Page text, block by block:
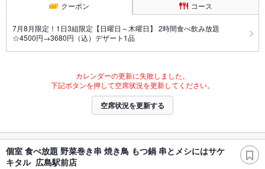
クーポン コース
7月8月限定！1日3組限定【日曜日～木曜日】 2時間食べ飲み放題
☆4500円→3680円（込）デザート1品
カレンダーの更新に失敗しました。
下記ボタンを押して空席状況を更新してください。
空席状況を更新する
個室 食べ放題 野菜巻き串 焼き鳥 もつ鍋 串とメシにはサケ
キタル 広島駅前店